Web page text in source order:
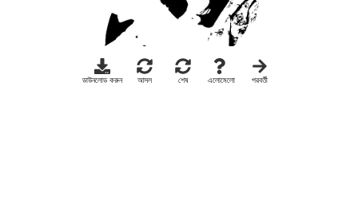
ডাউনলোড করুন আসল শেষ এলোমেলো পরবর্তী